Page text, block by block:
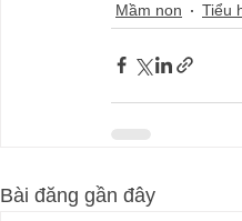
Mầm non Tiểu
Bài đăng gần đây